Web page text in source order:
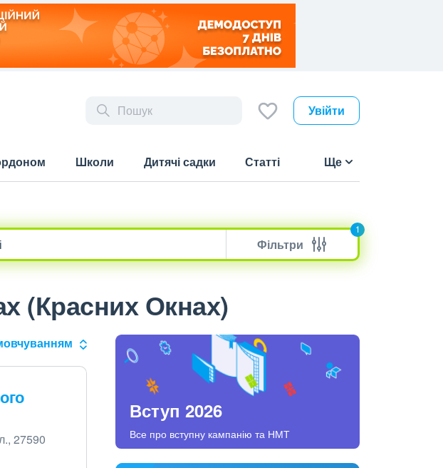
Увійти
Школи Дитячі садки Статті Ще
Фільтри
1
(Красних Окнах)
27590
Вступ 2026
Все про вступну кампанію та НМТ